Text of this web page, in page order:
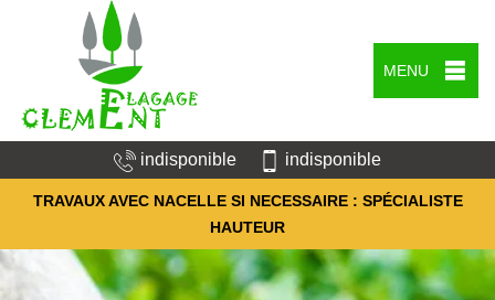
MENU
indisponible indisponible
TRAVAUX AVEC NACELLE SI NECESSAIRE : SPÉCIALISTE
HAUTEUR